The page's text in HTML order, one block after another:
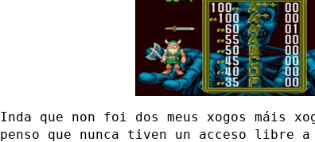
Inda que non foi dos meus xogos máis
penso que nunca tiven un acceso libre